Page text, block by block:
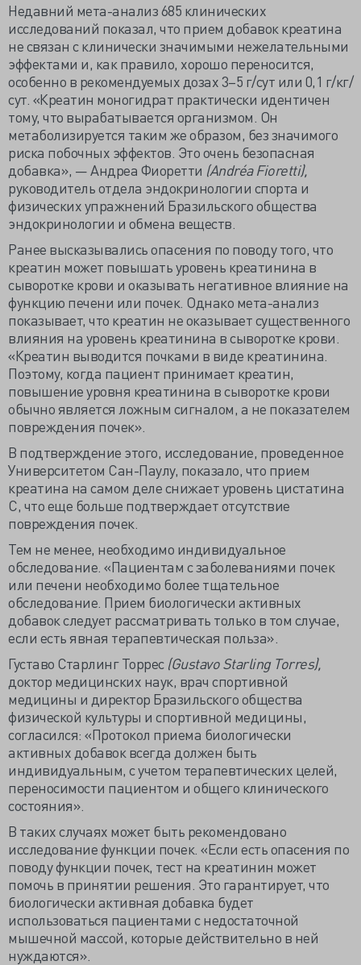
Недавний мета-анализ 685 клинических
исследований показал, что прием добавок креатина
не связан с клинически значимыми нежелательными
эффектами и, как правило, хорошо переносится,
особенно в рекомендуемых дозах 3–5 г/сут или 0,1 г/кг/
сут. «Креатин моногидрат практически идентичен
тому, что вырабатывается организмом. Он
метаболизируется таким же образом, без значимого
риска побочных эффектов. Это очень безопасная
добавка», — Андреа Фиоретти (Andréa Fioretti),
руководитель отдела эндокринологии спорта и
физических упражнений Бразильского общества
эндокринологии и обмена веществ.
Ранее высказывались опасения по поводу того, что
креатин может повышать уровень креатинина в
сыворотке крови и оказывать негативное влияние на
функцию печени или почек. Однако мета-анализ
показывает, что креатин не оказывает существенного
влияния на уровень креатинина в сыворотке крови.
«Креатин выводится почками в виде креатинина.
Поэтому, когда пациент принимает креатин,
повышение уровня креатинина в сыворотке крови
обычно является ложным сигналом, а не показателем
повреждения почек».
В подтверждение этого, исследование, проведенное
Университетом Сан-Паулу, показало, что прием
креатина на самом деле снижает уровень цистатина
С, что еще больше подтверждает отсутствие
повреждения почек.
Тем не менее, необходимо индивидуальное
обследование. «Пациентам с заболеваниями почек
или печени необходимо более тщательное
обследование. Прием биологически активных
добавок следует рассматривать только в том случае,
если есть явная терапевтическая польза».
Густаво Старлинг Торрес (Gustavo Starling Torres),
доктор медицинских наук, врач спортивной
медицины и директор Бразильского общества
физической культуры и спортивной медицины,
согласился: «Протокол приема биологически
активных добавок всегда должен быть
индивидуальным, с учетом терапевтических целей,
переносимости пациентом и общего клинического
состояния».
В таких случаях может быть рекомендовано
исследование функции почек. «Если есть опасения по
поводу функции почек, тест на креатинин может
помочь в принятии решения. Это гарантирует, что
биологически активная добавка будет
использоваться пациентами с недостаточной
мышечной массой, которые действительно в ней
нуждаются».